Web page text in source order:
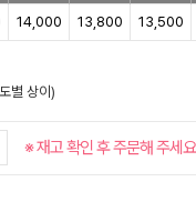
14,000 13,800 13,500
별 상이)
※ 재고 확인 후 주문해 주세